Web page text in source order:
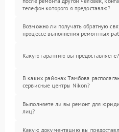
телефон которого я предоставлю?
Возможно ли получать обратную
процессе выполнения ремонтных
Какую гарантию вы предоставляете?
В каких районах Тамбова
сервисные центры Nikon?
Выполняете ли вы ремонт для
лиц?
Какую документацию вы